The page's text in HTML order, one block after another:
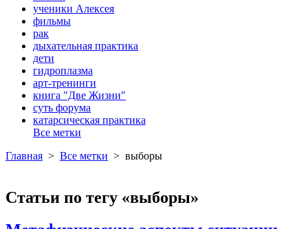
ученики Алексея
фильмы
рак
дыхательная практика
дети
гидроплазма
арт-тренинги
книга "Две Жизни"
суть форума
катарсическая практика
Все метки
Главная > Все метки > выборы
Статьи по тегу «выборы»